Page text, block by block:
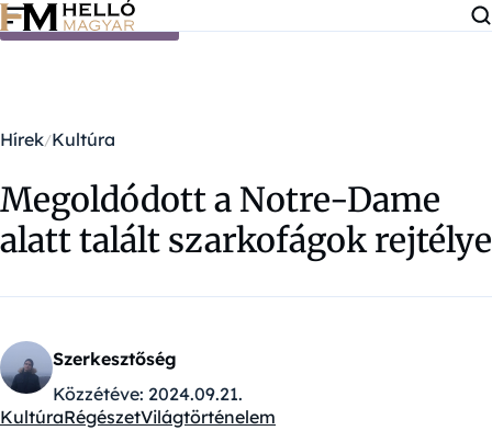
Ugrás a tartalomra
Hírek Kultúra
Megoldódott a Notre-Dame
alatt talált szarkofágok rejtélye
Szerkesztőség
Közzétéve: 2024.09.21.
Kategóriák:
KultúraRégészetVilágtörténelem